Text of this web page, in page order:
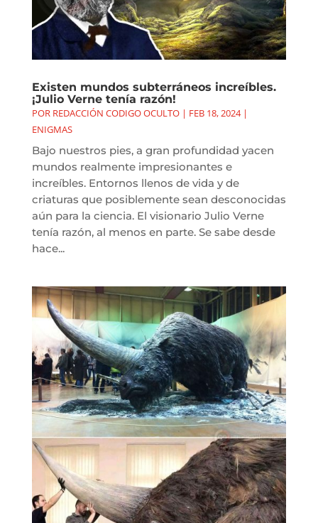
Existen mundos subterráneos increíbles.
¡Julio Verne tenía razón!
POR REDACCIÓN CODIGO OCULTO| FEB 18, 2024|
ENIGMAS
Bajo nuestros pies, a gran profundidad yacen
mundos realmente impresionantes e
increíbles. Entornos llenos de vida y de
criaturas que posiblemente sean desconocidas
aún para la ciencia. El visionario Julio Verne
tenía razón, al menos en parte. Se sabe desde
hace...